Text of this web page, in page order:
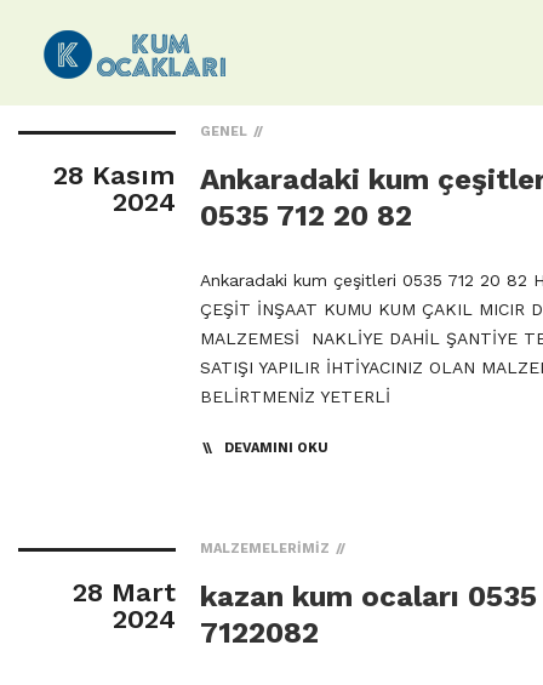
28 Kasım
2024
GENEL
Ankaradaki kum
0535 712 20 82
Ankaradaki kum çeşitleri 0535 712 20 82
ÇEŞİT İNŞAAT KUMU KUM ÇAKIL MICIR
MALZEMESİ NAKLİYE DAHİL ŞANTİYE
SATIŞI YAPILIR İHTİYACINIZ OLAN
BELİRTMENİZ YETERLİ
DEVAMINI OKU
28 Mart
2024
MALZEMELERIMIZ
kazan kum ocaları 0535
7122082